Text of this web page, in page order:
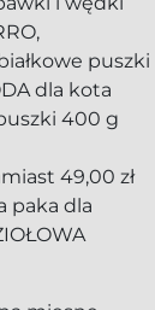
puszki
dla kota
400 g
49,00 zł
paka dla